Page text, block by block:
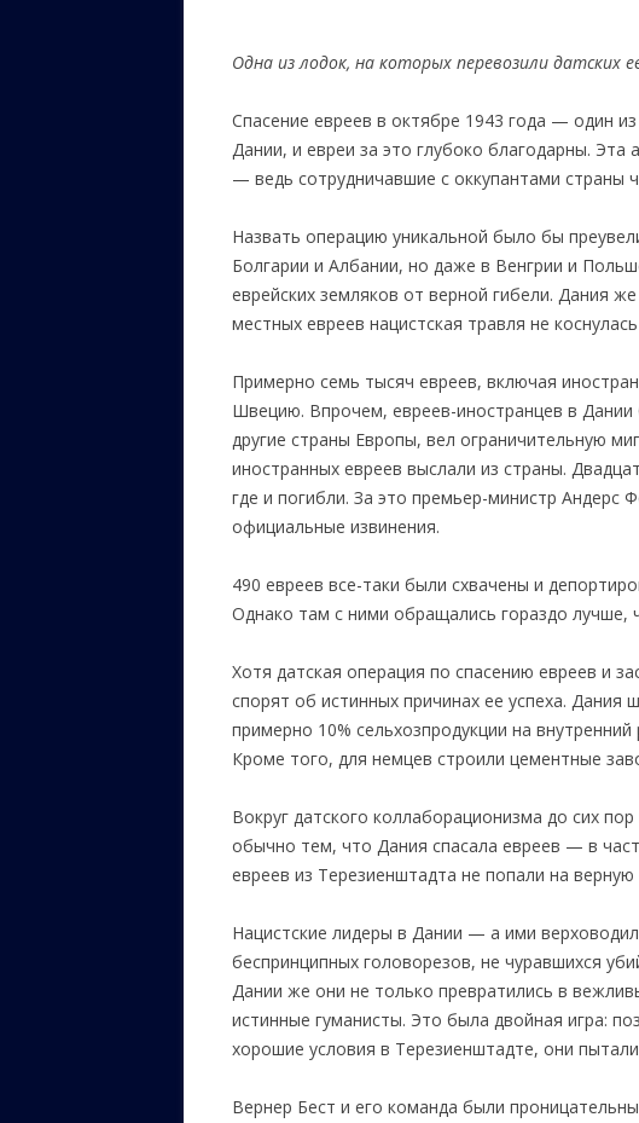
КАЛИНКОВИЧАХ
ОЗАРИЧИ
ВАШИ ПИСЬМА
Одна из лодок, на которых перевозили датских
Спасение евреев в октябре 1943 года — один
Дании, и евреи за это глубоко благодарны.
— ведь сотрудничавшие с оккупантами страны
Назвать операцию уникальной было бы
Болгарии и Албании, но даже в Венгрии и
еврейских земляков от верной гибели. Дания
местных евреев нацистская травля не коснулась
Примерно семь тысяч евреев, включая
Швецию. Впрочем, евреев-иностранцев в
другие страны Европы, вел ограничительную
иностранных евреев выслали из страны.
где и погибли. За это премьер-министр Андерс
официальные извинения.
490 евреев все-таки были схвачены и
Однако там с ними обращались гораздо лучше,
Хотя датская операция по спасению евреев и
спорят об истинных причинах ее успеха. Дания
примерно 10% сельхозпродукции на
Кроме того, для немцев строили цементные
Вокруг датского коллаборационизма до сих
обычно тем, что Дания спасала евреев — в
евреев из Терезиенштадта не попали на
Нацистские лидеры в Дании — а ими
беспринципных головорезов, не чуравшихся
Дании же они не только превратились в
истинные гуманисты. Это была двойная игра:
хорошие условия в Терезиенштадте, они
Вернер Бест и его команда были